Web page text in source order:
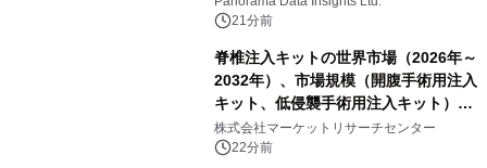
（2026年～2036年）
21分前
脊椎注入キットの世界市場（2026年～
2032年）、市場規模（開腹手術用注入
キット、低侵襲手術用注入キット）・
分析レポートを発表
株式会社マーケットリサーチセンター
22分前